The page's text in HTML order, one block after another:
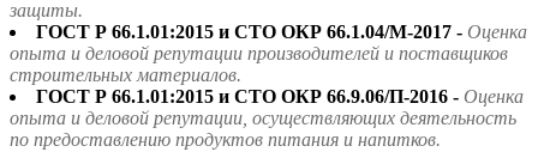
защиты.
ГОСТ Р 66.1.01:2015 и СТО ОКР 66.1.04/М-2017 - Оценка
опыта и деловой репутации производителей и поставщиков
строительных материалов.
ГОСТ Р 66.1.01:2015 и СТО ОКР 66.9.06/П-2016 - Оценка
опыта и деловой репутации, осуществляющих деятельность
по предоставлению продуктов питания и напитков.